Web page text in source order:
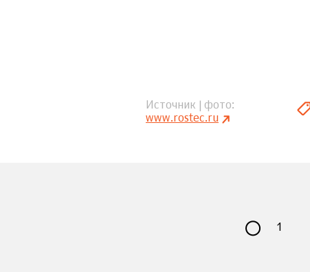
Источник | фото
www.rostec.ru
1